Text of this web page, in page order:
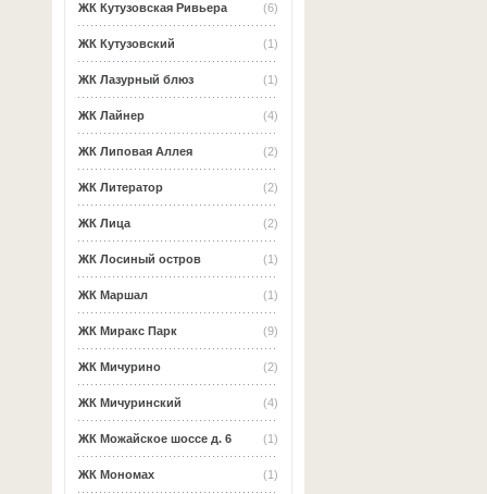
(6)
ЖК Кутузовская Ривьера
(1)
ЖК Кутузовский
(1)
ЖК Лазурный блюз
(4)
ЖК Лайнер
(2)
ЖК Липовая Аллея
(2)
ЖК Литератор
(2)
ЖК Лица
(1)
ЖК Лосиный остров
(1)
ЖК Маршал
(9)
ЖК Миракс Парк
(2)
ЖК Мичурино
(4)
ЖК Мичуринский
(1)
ЖК Можайское шоссе д. 6
(1)
ЖК Мономах